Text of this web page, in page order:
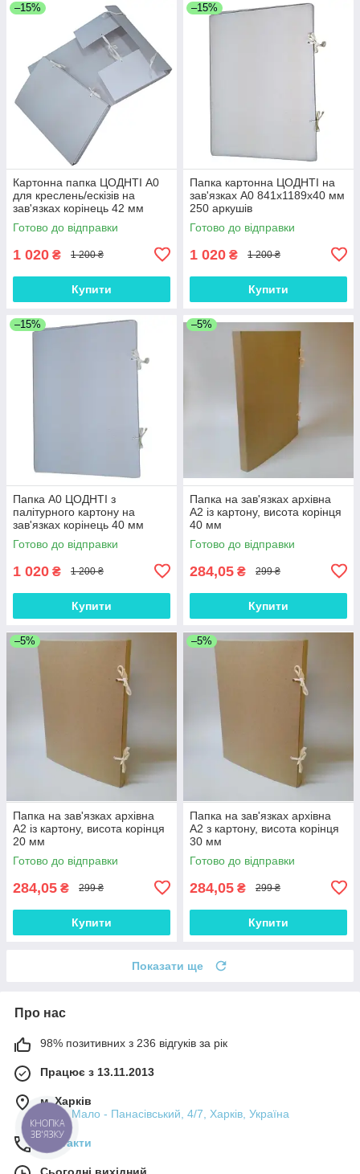
–15%
Картонна папка ЦОДНТІ А0
для креслень/ескізів на
зав'язках корінець 42 мм
841х1189 мм
Готово до відправки
1 020 ₴ 1 200 ₴
Купити
–15%
Папка картонна ЦОДНТІ на
зав'язках А0 841х1189х40 мм
250 аркушів
Готово до відправки
1 020 ₴ 1 200 ₴
Купити
–15%
Папка А0 ЦОДНТІ з
палітурного картону на
зав'язках корінець 40 мм
Готово до відправки
1 020 ₴ 1 200 ₴
Купити
–5%
Папка на зав'язках архівна
А2 із картону, висота корінця
40 мм
Готово до відправки
284,05 ₴ 299 ₴
Купити
–5%
Папка на зав'язках архівна
А2 із картону, висота корінця
20 мм
Готово до відправки
284,05 ₴ 299 ₴
Купити
–5%
Папка на зав'язках архівна
А2 з картону, висота корінця
30 мм
Готово до відправки
284,05 ₴ 299 ₴
Купити
Показати ще
Про нас
98% позитивних з 236 відгуків за рік
Працює з 13.11.2013
м. Харків
пров. Мало - Панасівський, 4/7, Харків, Україна
Контакти
КНОПКА
ЗВ'ЯЗКУ